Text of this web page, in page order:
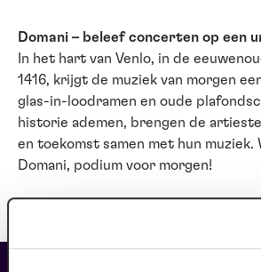
Domani – beleef concerten op een
In het hart van Venlo, in de
1416, krijgt de muziek van morgen
glas-in-loodramen en oude
historie ademen, brengen de
en toekomst samen met hun muziek.
Domani, podium voor morgen!